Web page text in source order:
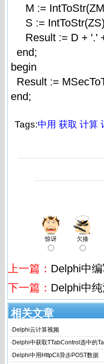
M :=
S :=
Result := D + '.'
end;
begin
Result :=
end;
Tags:中用 获取 计算
惊讶 欠揍
上一篇： Delphi中
下一篇： Delphi中
相关文章
· Delphi云计算视频
· Delphi中获取TTabControl选中的
· Delphi中用HttpCli异步POST数据